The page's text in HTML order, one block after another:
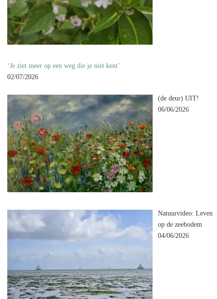
‘Je ziet meer op een weg die je niet kent’
02/07/2026
(de deur) UIT!
06/06/2026
Natuurvideo: Leven
op de zeebodem
04/06/2026